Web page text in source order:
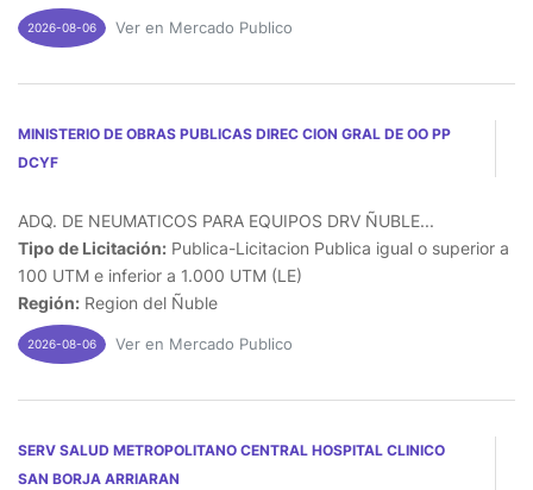
2026-08-06 Ver en Mercado Publico
MINISTERIO DE OBRAS PUBLICAS DIREC CION GRAL DE OO PP
DCYF
ADQ. DE NEUMATICOS PARA EQUIPOS DRV ÑUBLE...
Tipo de Licitación: Publica-Licitacion Publica igual o superior a
100 UTM e inferior a 1.000 UTM (LE)
Región: Region del Ñuble
2026-08-06 Ver en Mercado Publico
SERV SALUD METROPOLITANO CENTRAL HOSPITAL CLINICO
SAN BORJA ARRIARAN